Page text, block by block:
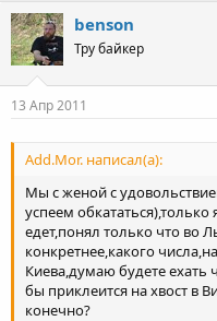
benson
Тру байкер
13 Апр 2011
Add.Mor. написал(а):
Мы с женой с
успеем
едет,понял только что во
конкретнее,какого
Киева,думаю будете
бы приклеится на хвост в
конечно?